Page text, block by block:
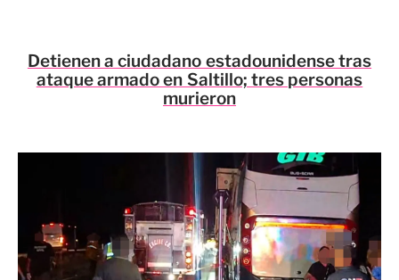
Detienen a ciudadano estadounidense tras
ataque armado en Saltillo; tres personas
murieron